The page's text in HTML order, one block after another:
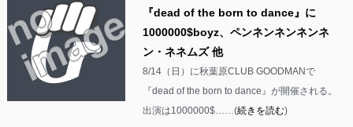
『dead of the born to dance』に
1000000$boyz、ペンネンネンネンネ
ン・ネネムズ 他
8/14（日）に秋葉原CLUB GOODMANで
『dead of the born to dance』が開催される。
出演は1000000$……(続きを読む)